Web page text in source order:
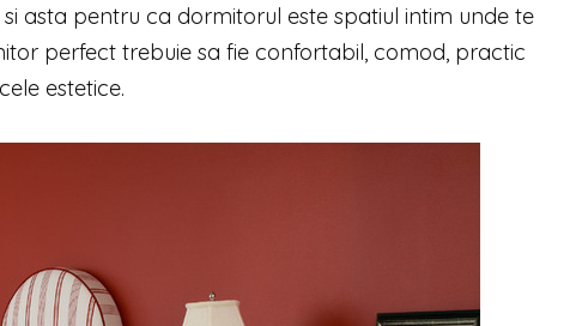
asta pentru ca dormitorul este spatiul intim unde te
perfect trebuie sa fie confortabil, comod, practic
estetice.